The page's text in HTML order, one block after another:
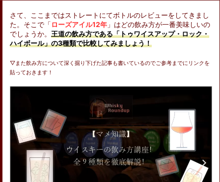
さて、ここまではストレートにてボトルのレビューをしてきまし
た。そこで「ローズアイル12年 」はどの飲み方が一番美味しいの
でしょうか。 王道の飲み方である「トゥワイスアップ・ロック・
ハイボール」の3種類で比較してみましょう！
▽また飲み方について深く掘り下げた記事も書いているのでご参考までにリンクを
貼っておきます！